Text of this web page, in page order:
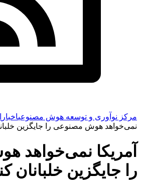
مرکز نوآوری و توسعه هوش مصنوعیاخبار
نمی‌خواهد هوش مصنوعی را جایگزین
آمریکا نمی‌خواهد
را جایگزین خلبانان